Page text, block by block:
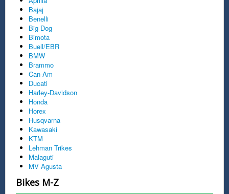
Bajaj
Benelli
Big Dog
Bimota
Buell/EBR
BMW
Brammo
Can-Am
Ducati
Harley-Davidson
Honda
Horex
Husqvarna
Kawasaki
KTM
Lehman Trikes
Malaguti
MV Agusta
Bikes M-Z